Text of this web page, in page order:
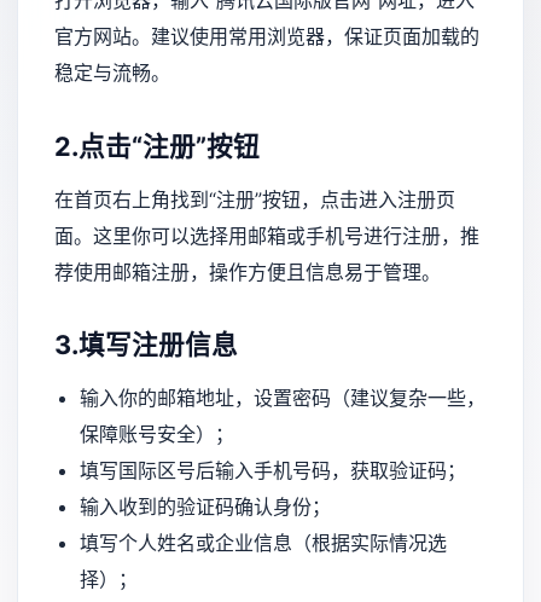
官方网站。建议使用常用浏览器，保证页面加载的
稳定与流畅。
2.点击“注册”按钮
在首页右上角找到“注册”按钮，点击进入注册页
面。这里你可以选择用邮箱或手机号进行注册，推
荐使用邮箱注册，操作方便且信息易于管理。
3.填写注册信息
输入你的邮箱地址，设置密码（建议复杂一些，
保障账号安全）；
填写国际区号后输入手机号码，获取验证码；
输入收到的验证码确认身份；
填写个人姓名或企业信息（根据实际情况选
择）；